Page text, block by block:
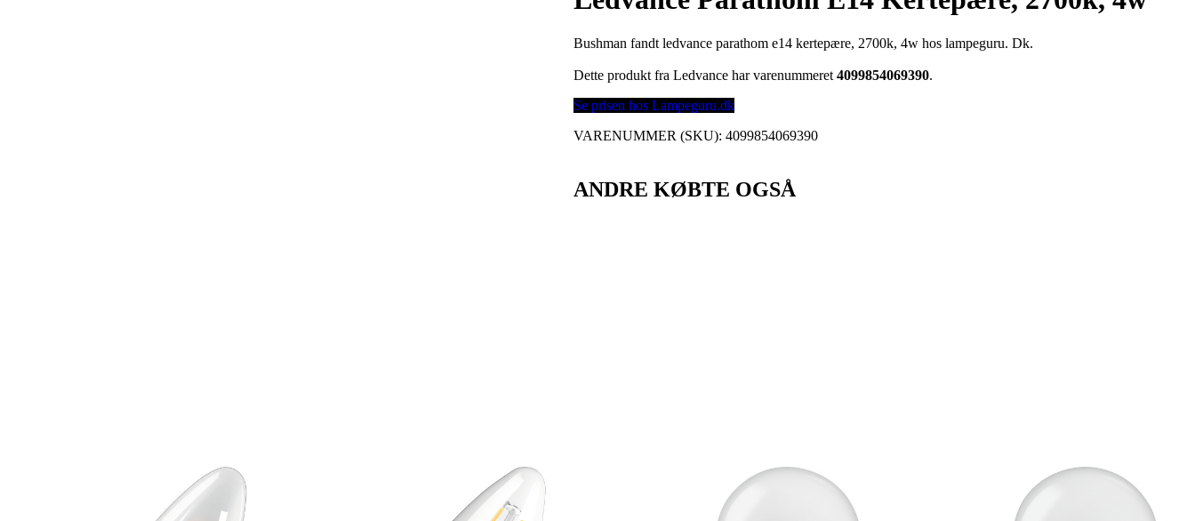
Bushman fandt ledvance parathom e14 kertepære, 2700k, 4w hos lampeguru. Dk.
Dette produkt fra Ledvance har varenummeret4099854069390.
Se prisen hos Lampeguru.dk
VARENUMMER (SKU):4099854069390
ANDRE KØBTE OGSÅ